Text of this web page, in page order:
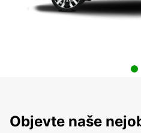
Objevte naše